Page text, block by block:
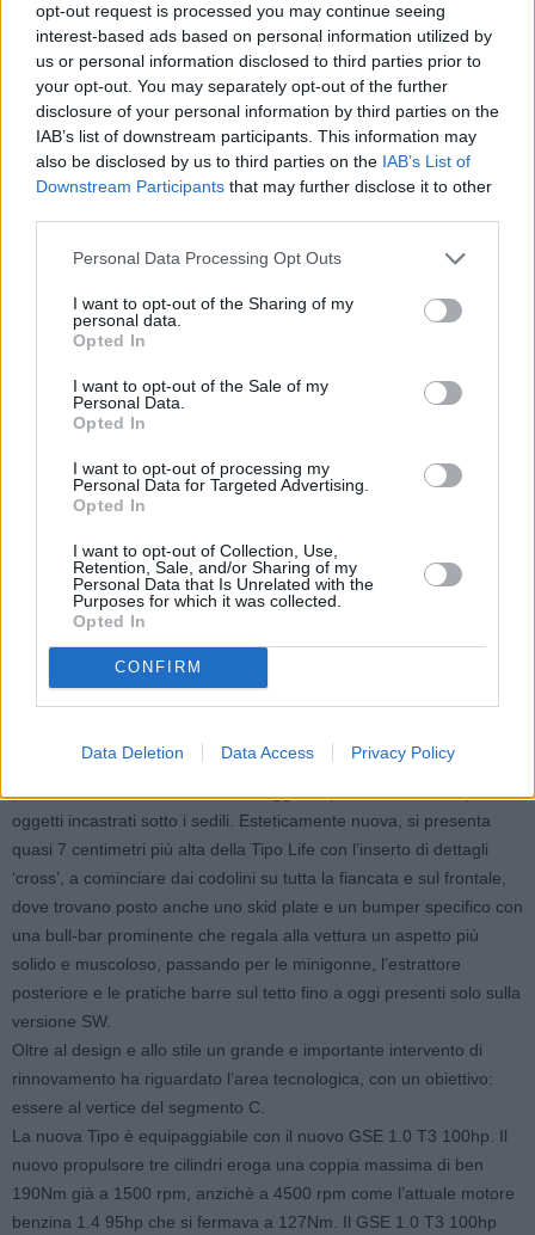
opt-out request is processed you may continue seeing
interest-based ads based on personal information utilized by
us or personal information disclosed to third parties prior to
your opt-out. You may separately opt-out of the further
disclosure of your personal information by third parties on the
IAB’s list of downstream participants. This information may
also be disclosed by us to third parties on the IAB’s List of
Downstream Participants that may further disclose it to other
Personal Data Processing Opt Outs
I want to opt-out of the Sharing of my
personal data.
Opted In
I want to opt-out of the Sale of my
Personal Data.
Opted In
I want to opt-out of processing my
Personal Data for Targeted Advertising.
Opted In
I want to opt-out of Collection, Use,
Retention, Sale, and/or Sharing of my
Personal Data that Is Unrelated with the
Purposes for which it was collected.
Opted In
CONFIRM
Data Deletion Data Access Privacy Policy
consentire la perfetta visibilità del cluster TFT 7′ di bordo. Ulteriore
attenzione è stata dedicata alla plancia di controllo centrale in cui
sono stati rivisitati i comandi per il clima e aggiunti nuovi inserti
cromo e black.
La nuova gamma Tipo è disponibile anche in due inedite nuances:
l’Oceano Blu e il Paprika Orange. la famiglia, poi, si allarga con
l’arrivo della versione Cross, che si va ad aggiungere alle altre tre
varianti di carrozzeria (4 porte, 5 porte e Station Wagon): un vero e
proprio crossover, che si rivolge a un target completamente nuovo.
hanno mutato le loro preferenze, stanno abbandonando le vetture
tradizionali 5 porte e Station Wagon per avvicinarsi al mondo dei
Dunque, sono pronte per vivere una vettura più emozionante,
distintiva, dinamica e giovane, ma a un prezzo accessibile. Tipo
complesso, la struttura è decisamente più forte e aggressiva. La
vettura appare subito più larga, con il nuovo disegno della griglia
crossover. L’assetto della Tipo Cross, infatti, è stato rialzato di quasi
4 centimetri, grazie a una nuova taratura delle sospensioni e
all’introduzione di una soluzione cerchio-pneumatico già vista su
un’altro crossover della gamma Fiat, la 500X. La Cross monta
pneumatici maggiorati per un look ancora più robusto. Il nuovo
assetto, poi, garantise una posizione di guida più alta e agevola
operazioni a cui le famiglie di Tipo sono abituate, come il
posizionamento dei bambini sui seggiolini posteriori o il recupero di
oggetti incastrati sotto i sedili. Esteticamente nuova, si presenta
quasi 7 centimetri più alta della Tipo Life con l’inserto di dettagli
‘cross’, a cominciare dai codolini su tutta la fiancata e sul frontale,
dove trovano posto anche uno skid plate e un bumper specifico con
una bull-bar prominente che regala alla vettura un aspetto più
solido e muscoloso, passando per le minigonne, l’estrattore
posteriore e le pratiche barre sul tetto fino a oggi presenti solo sulla
versione SW.
Oltre al design e allo stile un grande e importante intervento di
rinnovamento ha riguardato l’area tecnologica, con un obiettivo:
essere al vertice del segmento C.
La nuova Tipo è equipaggiabile con il nuovo GSE 1.0 T3 100hp. Il
nuovo propulsore tre cilindri eroga una coppia massima di ben
190Nm già a 1500 rpm, anzichè a 4500 rpm come l’attuale motore
benzina 1.4 95hp che si fermava a 127Nm. Il GSE 1.0 T3 100hp